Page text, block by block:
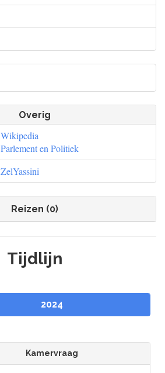
Overig
Wikipedia
Parlement en Politiek
ZelYassini
Reizen (0)
Tijdlijn
2024
Kamervraag